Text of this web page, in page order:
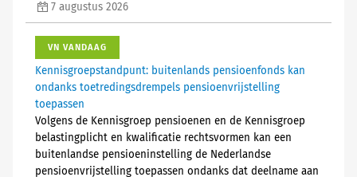
7 augustus 2026
VN VANDAAG
Kennisgroepstandpunt: buitenlands pensioenfonds kan
ondanks toetredingsdrempels pensioenvrijstelling
toepassen
Volgens de Kennisgroep pensioenen en de Kennisgroep
belastingplicht en kwalificatie rechtsvormen kan een
buitenlandse pensioeninstelling de Nederlandse
pensioenvrijstelling toepassen ondanks dat deelname aan